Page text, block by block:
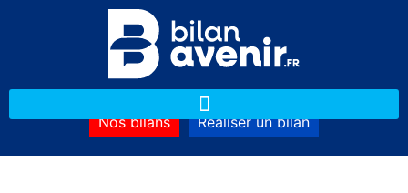
Nos bilans Réaliser un bilan